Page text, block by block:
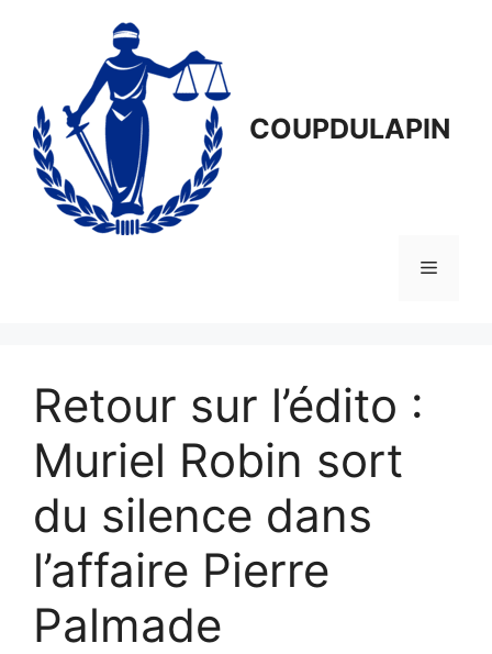
COUPDULAPIN
Menu
Retour sur l’édito :
Muriel Robin sort
du silence dans
l’affaire Pierre
Palmade